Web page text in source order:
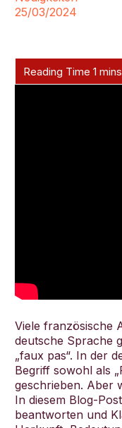
25/03/2024
Viele französische
deutsche Sprache
„faux pas“. In der
Begriff sowohl als
geschrieben. Aber
In diesem Blog-
beantworten und